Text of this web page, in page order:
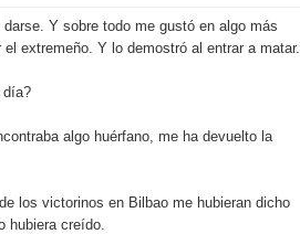
Y sobre todo me gustó en algo más
extremeño. Y lo demostró al entrar a matar.
día?
algo huérfano, me ha devuelto la
los victorinos en Bilbao me hubieran dicho
hubiera creído.